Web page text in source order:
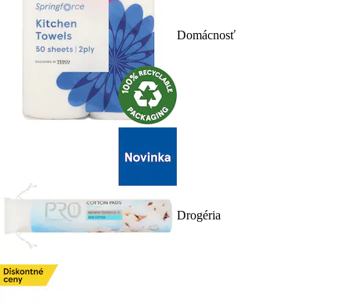
Domácnosť
Drogéria